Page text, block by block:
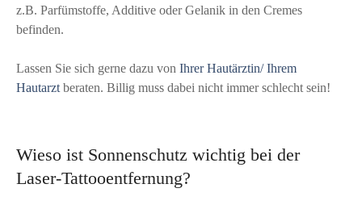
z.B. Parfümstoffe, Additive oder Gelanik in den Cremes
befinden.
Lassen Sie sich gerne dazu von Ihrer Hautärztin/ Ihrem
Hautarzt beraten. Billig muss dabei nicht immer schlecht sein!
Wieso ist Sonnenschutz wichtig bei der
Laser-Tattooentfernung?